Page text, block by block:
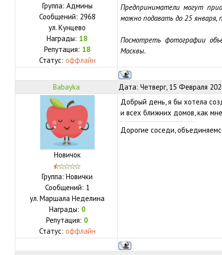
Группа: Админы
Сообщений: 2968
ул. Кунцево
Награды: 18
Репутация: 18
Статус: оффлайн
Предприниматели могут
можно подавать до 25 января,
Посмотреть фотографии
Москвы.
Babayka Дата: Четверг, 15 Февраля
Новичок
Группа: Новички
Сообщений: 1
ул. Маршала Неделина
Награды: 0
Репутация: 0
Статус: оффлайн
Добрый день, я бы хотела
и всех ближних домов, как
Дорогие соседи,